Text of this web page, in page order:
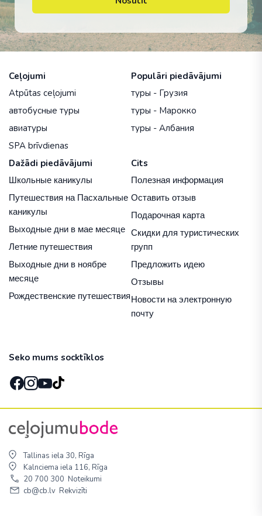
Ceļojumi
Atpūtas ceļojumi
автобусные туры
авиатуры
SPA brīvdienas
Populāri piedāvājumi
туры - Грузия
туры - Марокко
туры - Албания
Dažādi piedāvājumi
Школьные каникулы
Путешествия на Пасхальные
каникулы
Выходные дни в мае месяце
Летние путешествия
Выходные дни в ноябре
месяце
Рождественские путешествия
Cits
Полезная информация
Оставить отзыв
Подарочная карта
Скидки для туристических
групп
Предложить идею
Отзывы
Новости на электронную
почту
Seko mums socktīklos
Tallinas iela 30, Rīga
Kalnciema iela 116, Rīga
20 700 300 Noteikumi
cb@cb.lv Rekvizīti